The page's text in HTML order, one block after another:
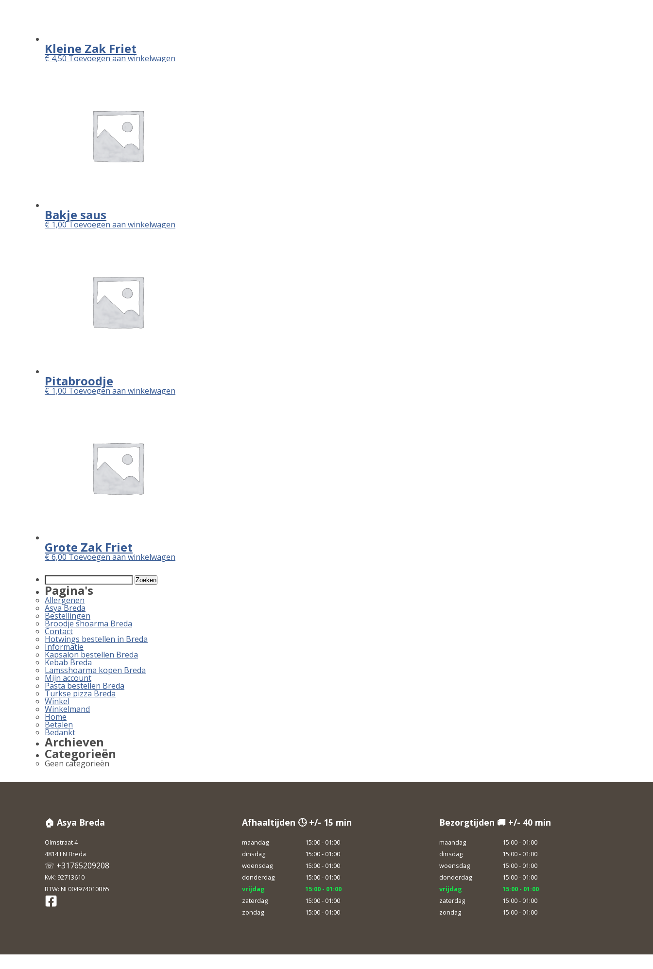
Kleine Zak Friet
€4,50Toevoegen aan winkelwagen
Bakje saus
€1,00Toevoegen aan winkelwagen
Pitabroodje
€1,00Toevoegen aan winkelwagen
Grote Zak Friet
€6,00Toevoegen aan winkelwagen
Zoeken
naar:
Pagina's
Allergenen
Asya Breda
Bestellingen
Broodje shoarma Breda
Contact
Hotwings bestellen in Breda
Informatie
Kapsalon bestellen Breda
Kebab Breda
Lamsshoarma kopen Breda
Mijn account
Pasta bestellen Breda
Turkse pizza Breda
Winkel
Winkelmand
Home
Betalen
Bedankt
Archieven
Categorieën
Geen categorieën
🏠 Asya Breda
Olmstraat 4
4814 LN Breda
☏ +31765209208
KvK: 92713610
BTW: NL004974010B65
Afhaaltijden 🕓 +/- 15 min
maandag
15:00 - 01:00
dinsdag
15:00 - 01:00
woensdag
15:00 - 01:00
donderdag
15:00 - 01:00
vrijdag
15:00 - 01:00
zaterdag
15:00 - 01:00
zondag
15:00 - 01:00
Bezorgtijden 🚚 +/- 40 min
maandag
15:00 - 01:00
dinsdag
15:00 - 01:00
woensdag
15:00 - 01:00
donderdag
15:00 - 01:00
vrijdag
15:00 - 01:00
zaterdag
15:00 - 01:00
zondag
15:00 - 01:00